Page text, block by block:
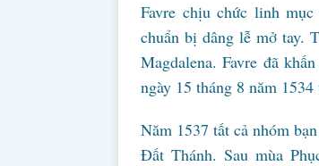
Favre chịu chức linh
chuẩn bị dâng lễ mở tay.
Magdalena. Favre đã
ngày 15 tháng 8 năm
Năm 1537 tất cả nhóm
Đất Thánh. Sau mùa